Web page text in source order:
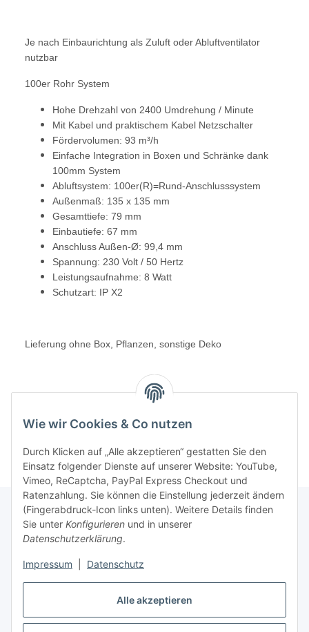
Alle akzeptieren
Wie wir Cookies & Co nutzen
Durch Klicken auf „Alle akzeptieren“ gestatten Sie den
Einsatz folgender Dienste auf unserer Website: YouTube,
Vimeo, ReCaptcha, PayPal Express Checkout und
Ratenzahlung. Sie können die Einstellung jederzeit ändern
(Fingerabdruck-Icon links unten). Weitere Details finden
Sie unter Konfigurieren und in unserer
Datenschutzerklärung.
Impressum Datenschutz
Je nach Einbaurichtung als Zuluft oder Abluftventilator
nutzbar
100er Rohr System
Hohe Drehzahl von 2400 Umdrehung / Minute
Mit Kabel und praktischem Kabel Netzschalter
Fördervolumen: 93 m³/h
Einfache Integration in Boxen und Schränke dank
100mm System
Abluftsystem: 100er(R)=Rund-Anschlusssystem
Außenmaß: 135 x 135 mm
Gesamttiefe: 79 mm
Einbautiefe: 67 mm
Anschluss Außen-Ø: 99,4 mm
Spannung: 230 Volt / 50 Hertz
Leistungsaufnahme: 8 Watt
Schutzart: IP X2
Lieferung ohne Box, Pflanzen, sonstige Deko
Gesetzliche Informationen
Ratgeber